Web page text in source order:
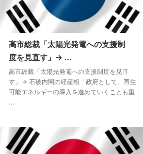
高市総裁「太陽光発電への支援制
度を見直す」→ ...
高市総裁「太陽光発電への支援制度を見直
す」→ 石破内閣の経産相「政府として、再生
可能エネルギーの導入を進めていくことも重
...